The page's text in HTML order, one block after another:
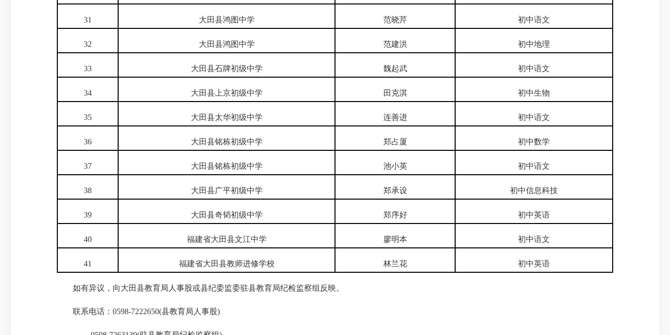
31 大田县鸿图中学 范晓芹 初中语文
32 大田县鸿图中学 范建洪 初中地理
33 大田县石牌初级中学 魏起武 初中语文
34 大田县上京初级中学 田克淇 初中生物
35 大田县太华初级中学 连善进 初中语文
36 大田县铭栋初级中学 郑占厦 初中数学
37 大田县铭栋初级中学 池小英 初中语文
38 大田县广平初级中学 郑承设 初中信息科技
39 大田县奇韬初级中学 郑序好 初中英语
40 福建省大田县文江中学 廖明本 初中语文
41 福建省大田县教师进修学校 林兰花 初中英语
如有异议，向大田县教育局人事股或县纪委监委驻县教育局纪检监察组反映。
联系电话： 0598-7222650(县教育局人事股)